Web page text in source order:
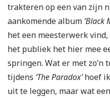
trakteren op een van zijn
aankomende album ‘Black
het een meesterwerk
het publiek het hier mee
springen. Wat er met
tijdens ‘The Paradox’hoef
uit te leggen, maar wat